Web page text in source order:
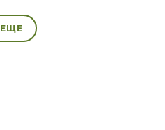
ЕЩЕ